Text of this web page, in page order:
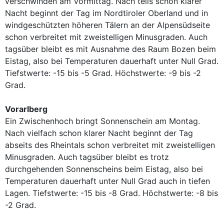
Nacht beginnt der Tag im Nordtiroler Oberland und in
windgeschützten höheren Tälern an der Alpensüdseite
schon verbreitet mit zweistelligen Minusgraden. Auch
tagsüber bleibt es mit Ausnahme des Raum Bozen beim
Eistag, also bei Temperaturen dauerhaft unter Null Grad.
Tiefstwerte: -15 bis -5 Grad. Höchstwerte: -9 bis -2
Grad.
Vorarlberg
Ein Zwischenhoch bringt Sonnenschein am Montag.
Nach vielfach schon klarer Nacht beginnt der Tag
abseits des Rheintals schon verbreitet mit zweistelligen
Minusgraden. Auch tagsüber bleibt es trotz
durchgehenden Sonnenscheins beim Eistag, also bei
Temperaturen dauerhaft unter Null Grad auch in tiefen
Lagen. Tiefstwerte: -15 bis -8 Grad. Höchstwerte: -8 bis
-2 Grad.